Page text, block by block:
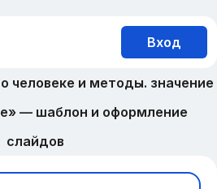
Вход
человеке и методы. значение
— шаблон и оформление
слайдов